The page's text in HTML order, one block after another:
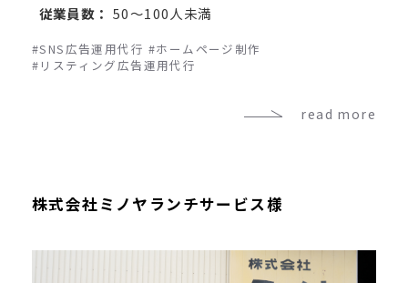
従業員数： 50～100人未満
#SNS広告運用代行 #ホームページ制作
#リスティング広告運用代行
read more
株式会社ミノヤランチサービス様